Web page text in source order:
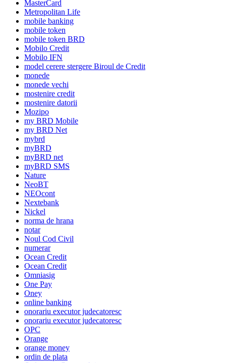
MasterCard
Metropolitan Life
mobile banking
mobile token
mobile token BRD
Mobilo Credit
Mobilo IFN
model cerere stergere Biroul de Credit
monede
monede vechi
mostenire credit
mostenire datorii
Mozipo
my BRD Mobile
my BRD Net
mybrd
myBRD
myBRD net
myBRD SMS
Nature
NeoBT
NEOcont
Nextebank
Nickel
norma de hrana
notar
Noul Cod Civil
numerar
Ocean Credit
Ocean Credit
Omniasig
One Pay
Oney
online banking
onorariu executor judecatoresc
onorariu executor judecatoresc
OPC
Orange
orange money
ordin de plata